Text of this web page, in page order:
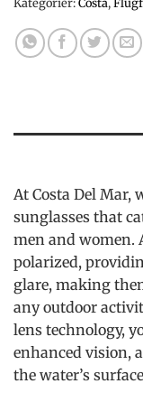
At Costa Del Mar,
sunglasses that
men and women.
polarized,
glare, making
any outdoor
lens technology,
enhanced vision,
the water’s